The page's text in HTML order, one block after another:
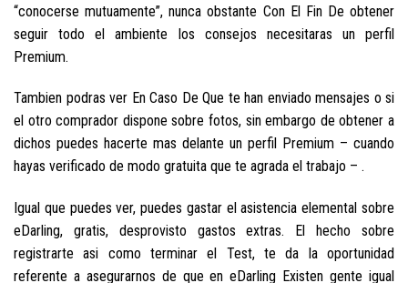
“conocerse mutuamente”, nunca obstante Con El Fin De obtener
seguir todo el ambiente los consejos necesitaras un perfil
Premium.
Tambien podras ver En Caso De Que te han enviado mensajes o si
el otro comprador dispone sobre fotos, sin embargo de obtener a
dichos puedes hacerte mas delante un perfil Premium – cuando
hayas verificado de modo gratuita que te agrada el trabajo – .
Igual que puedes ver, puedes gastar el asistencia elemental sobre
eDarling, gratis, desprovisto gastos extras. El hecho sobre
registrarte asi­ como terminar el Test, te da la oportunidad
referente a asegurarnos de que en eDarling Existen gente igual